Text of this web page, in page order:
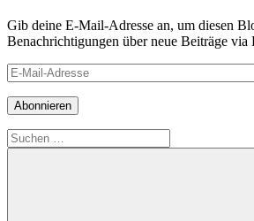
Gib deine E-Mail-Adresse an, um diesen
Benachrichtigungen über neue Beiträge via
E-
Mail-
Adresse
Abonnieren
Suchen
nach: